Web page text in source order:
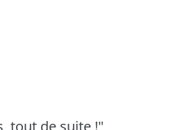
tout de suite !"